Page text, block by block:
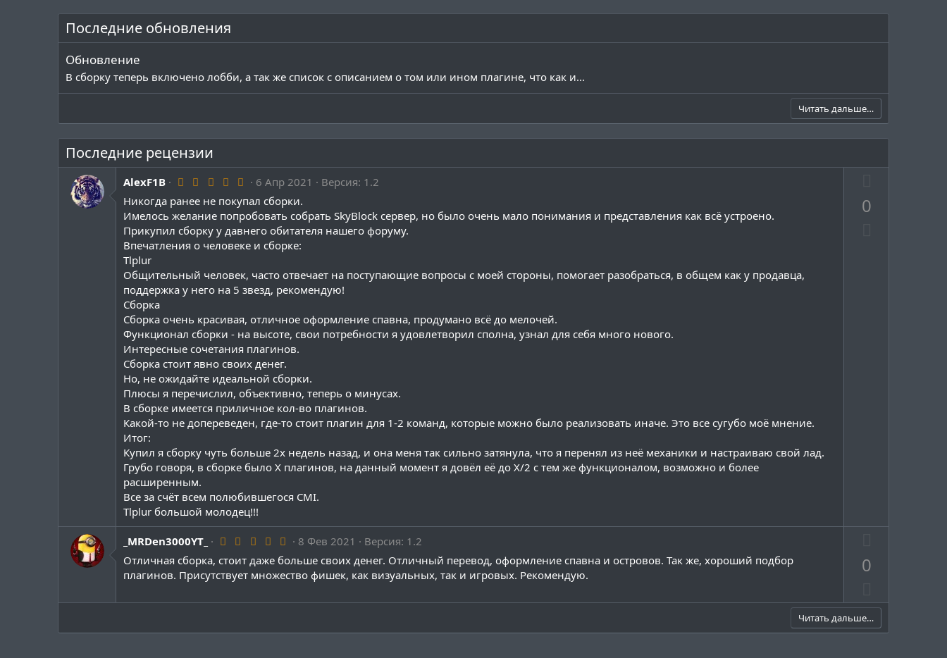
к
ц
:
Последние обновления
Обновление
В сборку теперь включено лобби, а так же список с описанием о том или ином плагине, что как и...
Читать дальше…
Последние рецензии
AlexF1B 5
0
0
з
в
ё
6 Апр 2021
Версия: 1.2
Никогда ранее не покупал сборки.
Имелось желание попробовать собрать SkyBlock сервер, но было очень мало понимания и представления как всё устроено.
Прикупил сборку у давнего обитателя нашего форуму.
Впечатления о человеке и сборке:
Tlplur
Общительный человек, часто отвечает на поступающие вопросы с моей стороны, помогает разобраться, в общем как у продавца,
поддержка у него на 5 звезд, рекомендую!
Сборка
Сборка очень красивая, отличное оформление спавна, продумано всё до мелочей.
Функционал сборки - на высоте, свои потребности я удовлетворил сполна, узнал для себя много нового.
Интересные сочетания плагинов.
Сборка стоит явно своих денег.
Но, не ожидайте идеальной сборки.
Плюсы я перечислил, объективно, теперь о минусах.
В сборке имеется приличное кол-во плагинов.
Какой-то не допереведен, где-то стоит плагин для 1-2 команд, которые можно было реализовать иначе. Это все сугубо моё мнение.
Итог:
Купил я сборку чуть больше 2х недель назад, и она меня так сильно затянула, что я перенял из неё механики и настраиваю свой лад.
Грубо говоря, в сборке было X плагинов, на данный момент я довёл её до X/2 с тем же функционалом, возможно и более
расширенным.
Все за счёт всем полюбившегося CMI.
Tlplur большой молодец!!!
0
_MRDen3000YT_ 5
0
0
з
ё
8 Фев 2021
Версия: 1.2
Отличная сборка, стоит даже больше своих денег. Отличный перевод, оформление спавна и островов. Так же, хороший подбор
плагинов. Присутствует множество фишек, как визуальных, так и игровых. Рекомендую.
т
и
в
0
е
г
а
Читать дальше…